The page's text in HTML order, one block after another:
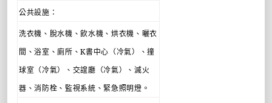
公共設施：
洗衣機、脫水機、飲水機、烘衣機、曬衣
間、浴室、廁所、K書中心（冷氣）、撞
球室（冷氣）、交誼廳（冷氣）、滅火
器、消防栓、監視系統、緊急照明燈。